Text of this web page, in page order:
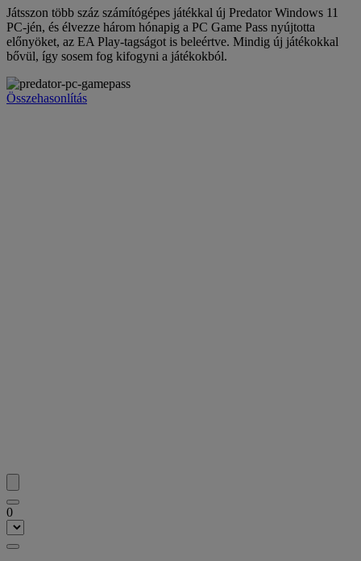
Játsszon több száz számítógépes játékkal új Predator Windows 11
PC-jén, és élvezze három hónapig a PC Game Pass nyújtotta
előnyöket, az EA Play-tagságot is beleértve. Mindig új játékokkal
bővül, így sosem fog kifogyni a játékokból.
Összehasonlítás
0